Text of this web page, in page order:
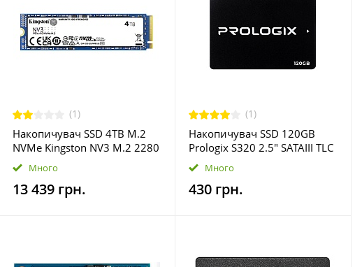
(1)
Накопичувач SSD 4TB M.2
NVMe Kingston NV3 M.2 2280
PCIe Gen4.0 x4
(SNV3S/4000G)
Много
13 439 грн.
(1)
Накопичувач SSD 120GB
Prologix S320 2.5" SATAIII TLC
(PRO120GS320)акція
Много
430 грн.